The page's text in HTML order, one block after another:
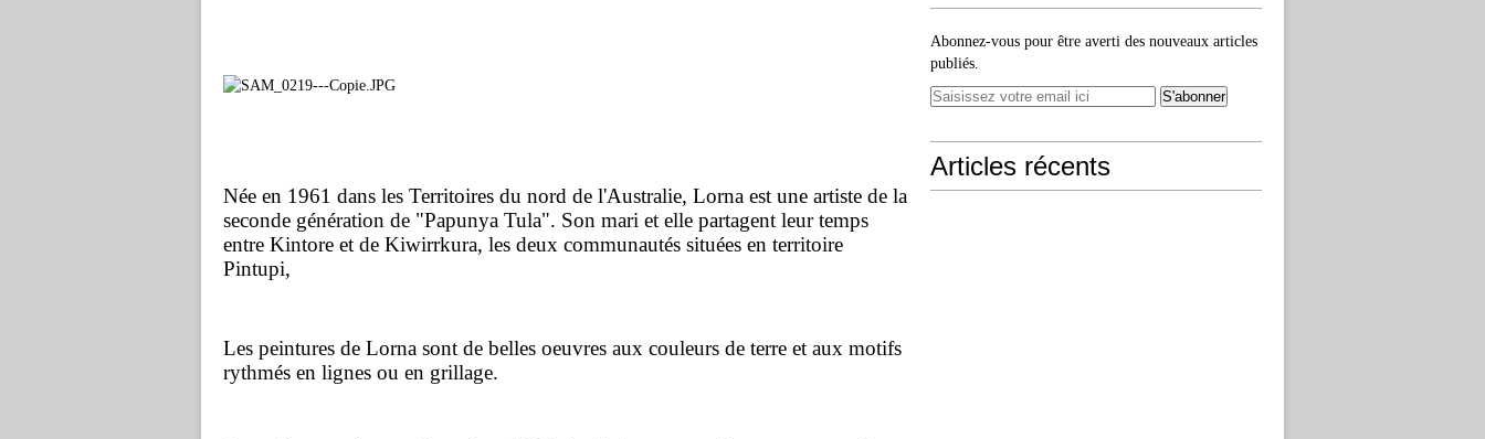
Née en 1961 dans les Territoires du nord de l'Australie, Lorna est une artiste de la
seconde génération de "Papunya Tula". Son mari et elle partagent leur temps
entre Kintore et de Kiwirrkura, les deux communautés situées en territoire
Pintupi,
Les peintures de Lorna sont de belles oeuvres aux couleurs de terre et aux motifs
rythmés en lignes ou en grillage.
Abonnez-vous pour être averti des nouveaux articles
publiés.
Articles récents